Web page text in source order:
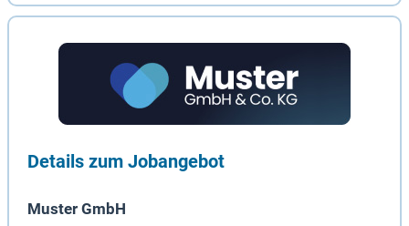
Details zum Jobangebot
Muster GmbH